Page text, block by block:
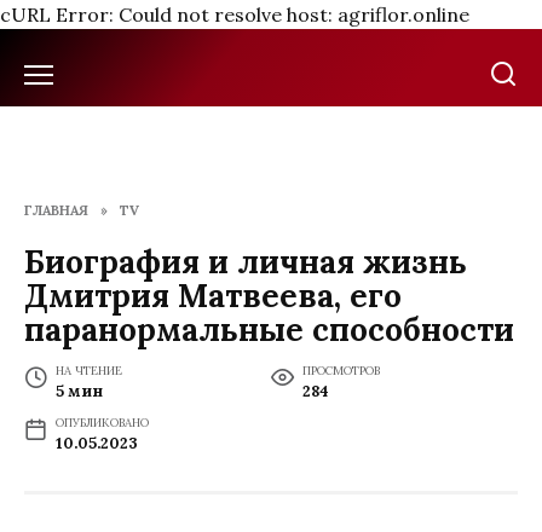
cURL Error: Could not resolve host: agriflor.online
содержанию
ГЛАВНАЯ » TV
Биография и личная жизнь
Дмитрия Матвеева, его
паранормальные способности
НА ЧТЕНИЕ
5 мин
ПРОСМОТРОВ
284
ОПУБЛИКОВАНО
10.05.2023